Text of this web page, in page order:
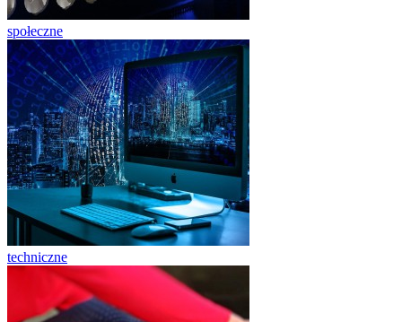
społeczne
techniczne